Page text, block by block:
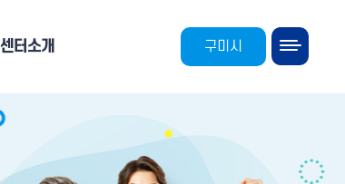
센터소개 구미시